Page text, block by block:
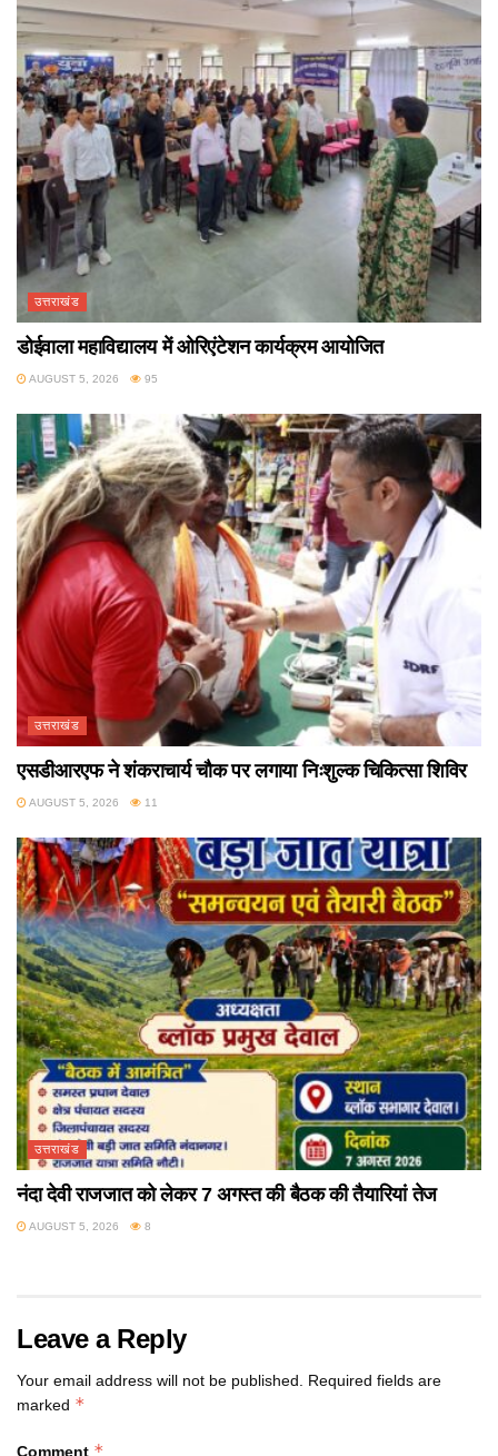
उत्तराखंड
डोईवाला महाविद्यालय में ओरिएंटेशन कार्यक्रम आयोजित
AUGUST 5, 2026 95
उत्तराखंड
एसडीआरएफ ने शंकराचार्य चौक पर लगाया निःशुल्क चिकित्सा शिविर
AUGUST 5, 2026 11
उत्तराखंड
नंदा देवी राजजात को लेकर 7 अगस्त की बैठक की तैयारियां तेज
AUGUST 5, 2026 8
Leave a Reply
Your email address will not be published.
Required fields are
marked *
Comment *